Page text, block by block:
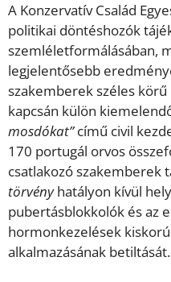
A Konzervatív Család
politikai döntéshozók
szemléletformálásában,
legjelentősebb
szakemberek széles
kapcsán külön
mosdókat”című civil
170 portugál orvos
csatlakozó szakemberek
törvényhatályon kívül
pubertásblokkolók és az
hormonkezelések
alkalmazásának betiltását.